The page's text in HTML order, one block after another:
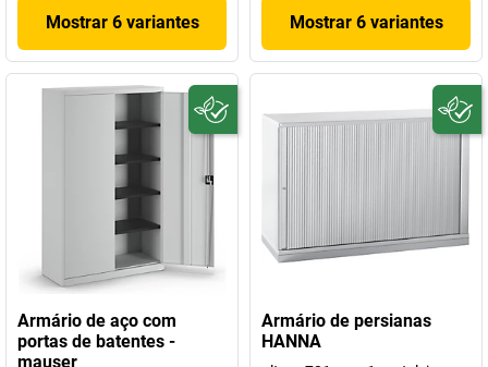
Mostrar 6 variantes Mostrar 6 variantes
Armário de aço com
portas de batentes -
mauser
Armário de persianas
HANNA